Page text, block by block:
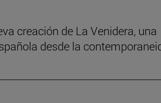
creación de La Venidera, una
desde la